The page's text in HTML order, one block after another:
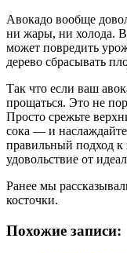
Авокадо вообще
ни жары, ни холода.
может повредить
дерево сбрасывать
Так что если ваш
прощаться. Это не
Просто срежьте
сока — и
правильный подход
удовольствие от
Ранее мы
косточки.
Похожие записи: